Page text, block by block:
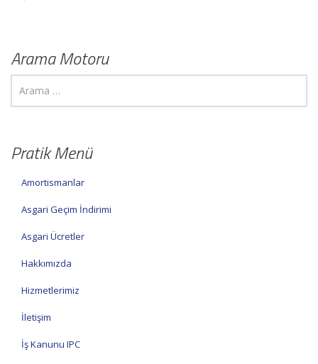
Arama Motoru
Pratik Menü
Amortismanlar
Asgari Geçim İndirimi
Asgari Ücretler
Hakkımızda
Hizmetlerimiz
İletişim
İş Kanunu IPC